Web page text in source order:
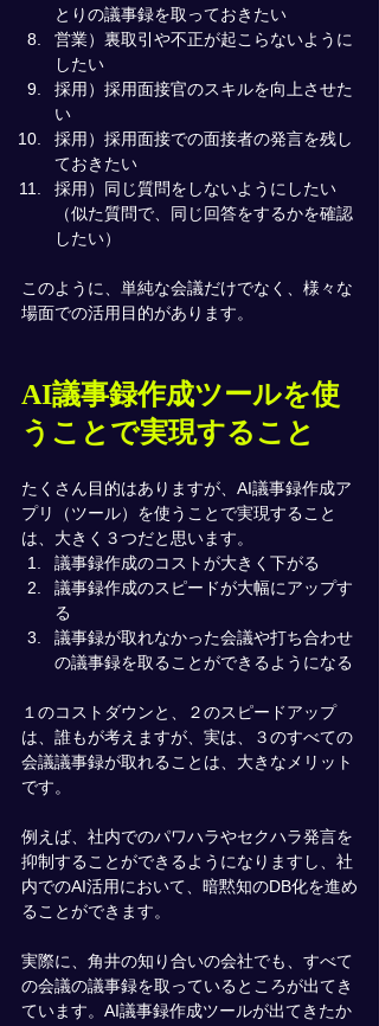
とりの議事録を取っておきたい
営業）裏取引や不正が起こらないように
したい
採用）採用面接官のスキルを向上させた
い
採用）採用面接での面接者の発言を残し
ておきたい
採用）同じ質問をしないようにしたい
（似た質問で、同じ回答をするかを確認
したい）
このように、単純な会議だけでなく、様々な
場面での活用目的があります。
AI議事録作成ツールを使
うことで実現すること
たくさん目的はありますが、AI議事録作成ア
プリ（ツール）を使うことで実現すること
は、大きく３つだと思います。
議事録作成のコストが大きく下がる
議事録作成のスピードが大幅にアップす
る
議事録が取れなかった会議や打ち合わせ
の議事録を取ることができるようになる
１のコストダウンと、２のスピードアップ
は、誰もが考えますが、実は、３のすべての
会議議事録が取れることは、大きなメリット
です。
例えば、社内でのパワハラやセクハラ発言を
抑制することができるようになりますし、社
内でのAI活用において、暗黙知のDB化を進め
ることができます。
実際に、角井の知り合いの会社でも、すべて
の会議の議事録を取っているところが出てき
ています。AI議事録作成ツールが出てきたか